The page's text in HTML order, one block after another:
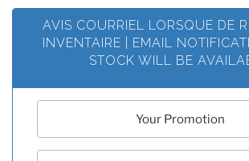
AVIS COURRIEL LORSQUE DE
INVENTAIRE | EMAIL
STOCK WILL BE